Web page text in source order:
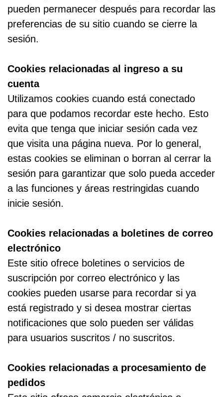
pueden permanecer después para recordar las
preferencias de su sitio cuando se cierre la
sesión.
Cookies relacionadas al ingreso a su
cuenta
Utilizamos cookies cuando está conectado
para que podamos recordar este hecho. Esto
evita que tenga que iniciar sesión cada vez
que visita una página nueva. Por lo general,
estas cookies se eliminan o borran al cerrar la
sesión para garantizar que solo pueda acceder
a las funciones y áreas restringidas cuando
inicie sesión.
Cookies relacionadas a boletines de correo
electrónico
Este sitio ofrece boletines o servicios de
suscripción por correo electrónico y las
cookies pueden usarse para recordar si ya
está registrado y si desea mostrar ciertas
notificaciones que solo pueden ser válidas
para usuarios suscritos / no suscritos.
Cookies relacionadas a procesamiento de
pedidos